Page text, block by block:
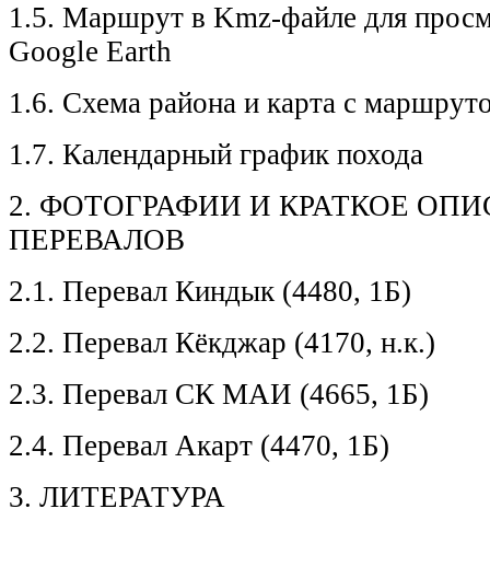
1.5. Маршрут в Kmz-файле для
Google Earth
1.6. Схема района и карта с
1.7. Календарный график похода
2. ФОТОГРАФИИ И КРАТКОЕ
ПЕРЕВАЛОВ
2.1. Перевал Киндык (4480, 1Б)
2.2. Перевал Кёкджар (4170, н.к.)
2.3. Перевал СК МАИ (4665, 1Б)
2.4. Перевал Акарт (4470, 1Б)
3. ЛИТЕРАТУРА